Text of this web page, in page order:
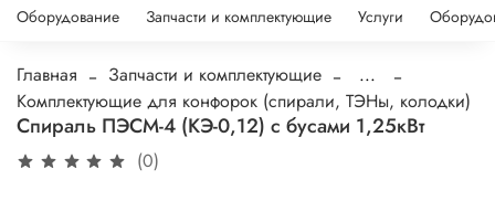
Оборудование Запчасти и комплектующие Услуги
Главная Запчасти и комплектующие
...
Комплектующие для конфорок (спирали, ТЭНы, колодки)
Спираль ПЭСМ-4 (КЭ-0,12) с бусами 1,25кВт
(0)